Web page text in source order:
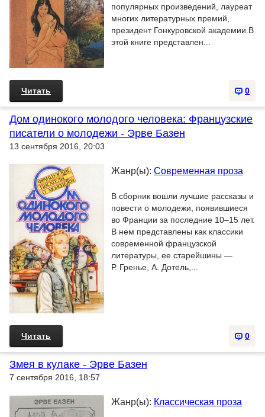
популярных произведений, лауреат
многих литературных премий,
президент Гонкуровской академии.В
этой книге представлен...
0
Читать
Дом одинокого молодого человека: Французские
писатели о молодежи - Эрве Базен
13 сентября 2016, 20:03
Жанр(ы): Современная проза
В сборник вошли лучшие рассказы и
повести о молодежи, появившиеся
во Франции за последние 10–15 лет.
В нем представлены как классики
современной французской
литературы, ее старейшины —
Р. Гренье, А. Дотель,...
0
Читать
Змея в кулаке - Эрве Базен
7 сентября 2016, 18:57
Жанр(ы): Классическая проза